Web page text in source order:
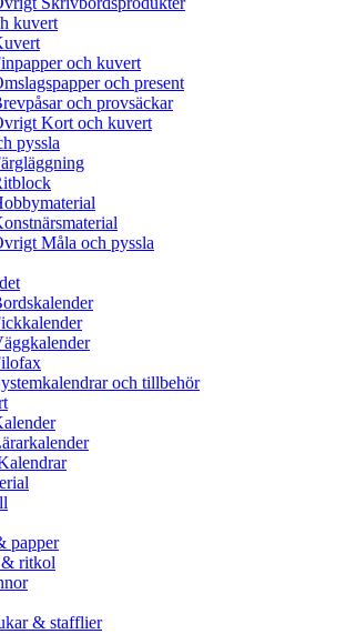
kuvert
och kuvert
och present
och provsäckar
Kort och kuvert
pyssla
Måla och pyssla
och tillbehör
papper
ritkol
& stafflier